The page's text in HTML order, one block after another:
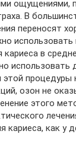
ощущениями,
В
переносят
использовать
кариеса в
использовать
процедуры
озон не
этого
кариеса, как у